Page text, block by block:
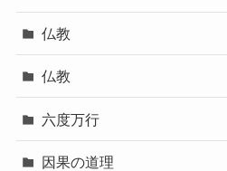
仏教
仏教
六度万行
因果の道理